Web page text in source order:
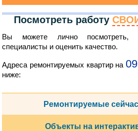
Посмотреть работу
Вы можете лично посмотреть,
специалисты и оценить качество.
Адреса ремонтируемых квартир на
ниже:
Ремонтируемые
Объекты на